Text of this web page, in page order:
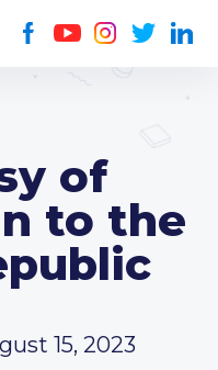
of
to the
15, 2023